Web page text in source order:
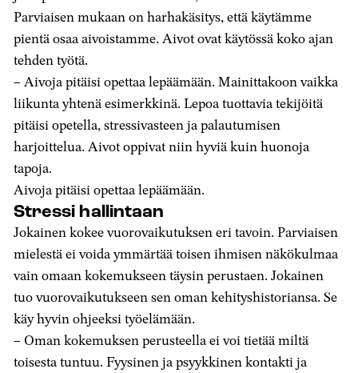
Parviaisen mukaan on harhakäsitys, että käytämme
pientä osaa aivoistamme. Aivot ovat käytössä koko ajan
tehden työtä.
– Aivoja pitäisi opettaa lepäämään. Mainittakoon vaikka
liikunta yhtenä esimerkkinä. Lepoa tuottavia tekijöitä
pitäisi opetella, stressivasteen ja palautumisen
harjoittelua. Aivot oppivat niin hyviä kuin huonoja
tapoja.
Aivoja pitäisi opettaa lepäämään.
Stressi hallintaan
Jokainen kokee vuorovaikutuksen eri tavoin. Parviaisen
mielestä ei voida ymmärtää toisen ihmisen näkökulmaa
vain omaan kokemukseen täysin perustaen. Jokainen
tuo vuorovaikutukseen sen oman kehityshistoriansa. Se
käy hyvin ohjeeksi työelämään.
– Oman kokemuksen perusteella ei voi tietää miltä
toisesta tuntuu. Fyysinen ja psyykkinen kontakti ja